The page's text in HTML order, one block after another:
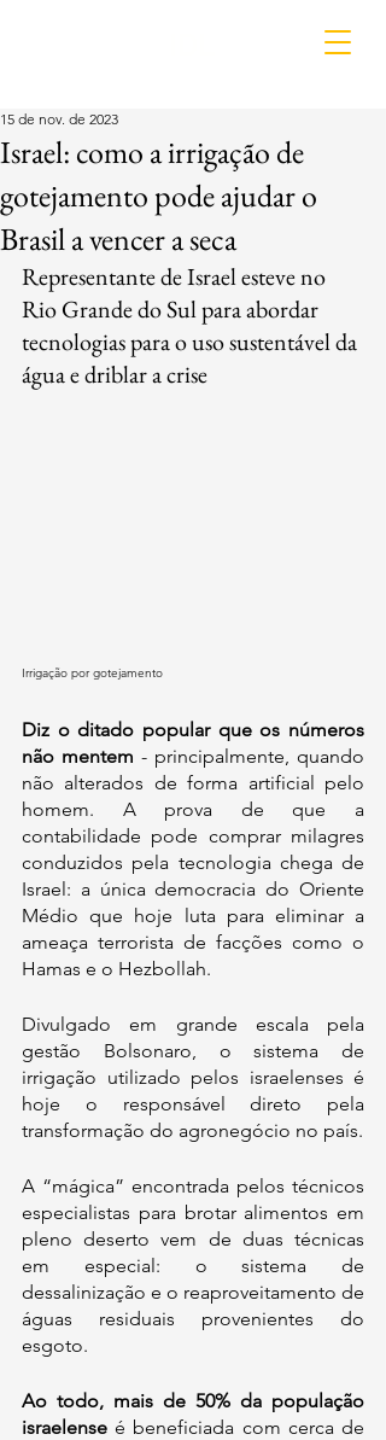
Israel: como a irrigação de
gotejamento pode ajudar o
Brasil a vencer a seca
15 de nov. de 2023
Representante de Israel esteve no
Rio Grande do Sul para abordar
tecnologias para o uso sustentável da
água e driblar a crise
Irrigação por gotejamento
Diz o ditado popular que os números
não mentem - principalmente, quando
não alterados de forma artificial pelo
homem. A prova de que a
contabilidade pode comprar milagres
conduzidos pela tecnologia chega de
Israel: a única democracia do Oriente
Médio que hoje luta para eliminar a
ameaça terrorista de facções como o
Hamas e o Hezbollah.
Divulgado em grande escala pela
gestão Bolsonaro, o sistema de
irrigação utilizado pelos israelenses é
hoje o responsável direto pela
transformação do agronegócio no país.
A “mágica” encontrada pelos técnicos
especialistas para brotar alimentos em
pleno deserto vem de duas técnicas
em especial: o sistema de
dessalinização e o reaproveitamento de
águas residuais provenientes do
esgoto.
Ao todo, mais de 50% da população
israelense é beneficiada com cerca de